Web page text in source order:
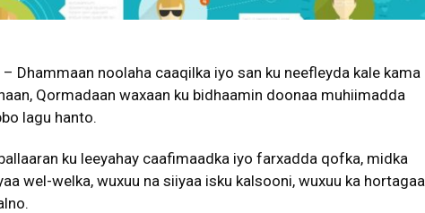
Dhammaan noolaha caaqilka iyo san ku neefleyda kale kama
Qormadaan waxaan ku bidhaamin doonaa muhiimadda
lagu hanto.
ku leeyahay caafimaadka iyo farxadda qofka, midka
wel-welka, wuxuu na siiyaa isku kalsooni, wuxuu ka hortagaa